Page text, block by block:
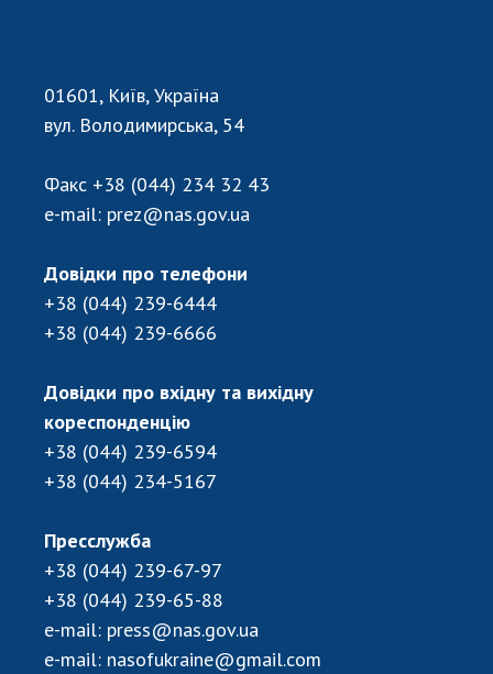
01601, Київ, Україна
вул. Володимирська, 54
Факс +38 (044) 234 32 43
e-mail: prez@nas.gov.ua
Довідки про телефони
+38 (044) 239-6444
+38 (044) 239-6666
Довідки про вхідну та вихідну
кореспонденцію
+38 (044) 239-6594
+38 (044) 234-5167
Пресслужба
+38 (044) 239-67-97
+38 (044) 239-65-88
e-mail: press@nas.gov.ua
e-mail: nasofukraine@gmail.com